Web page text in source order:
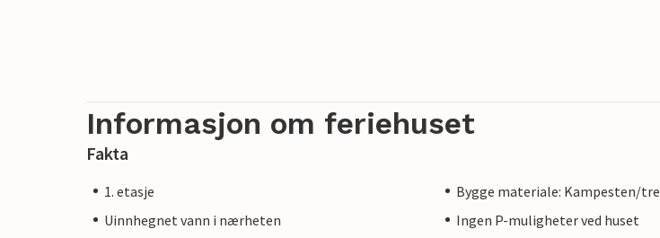
Informasjon om feriehuset
Fakta
1. etasje
Bygge materiale: Kampesten/tre
Uinnhegnet vann i nærheten
Ingen P-muligheter ved huset